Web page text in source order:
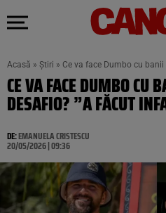
Acasă » Știri » Ce va face Dumbo cu
CE VA FACE DUMBO CU
DESAFIO? ”A FĂCUT
DE:EMANUELA CRISTESCU
20/05/2026 | 09:36